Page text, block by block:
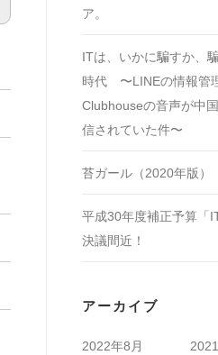
ア。
ITは、いかに騙すか、
時代 〜LINEの情報管
Clubhouseの音声が中
信されていた件〜
苔ガール（2020年版）
平成30年度補正予算「
決議間近！
アーカイブ
2022年8月